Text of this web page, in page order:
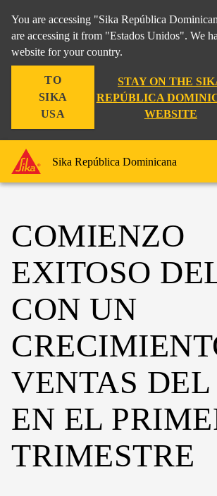
You are accessing "Sika República
are accessing it from "Estados Unidos". We
website for your country.
TO
SIKA
USA
STAY ON THE
REPÚBLICA
WEBSITE
Sika República Dominicana
COMIENZO
EXITOSO
CON UN
VENTAS DEL
EN EL
TRIMESTRE